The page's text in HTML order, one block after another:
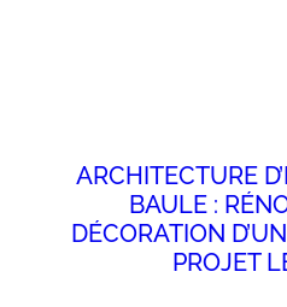
ARCHITECTURE
BAULE :
DÉCORATION
PROJET